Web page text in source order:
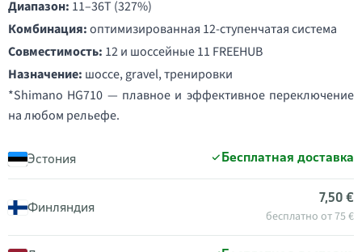
Диапазон: 11–36T (327%)
Комбинация:оптимизированная 12-ступенчатая система
Совместимость: 12 и шоссейные 11 FREEHUB
Назначение: шоссе, gravel, тренировки
*Shimano HG710 — плавное и эффективное переключение
на любом рельефе.
Эстония Бесплатная доставка
Финляндия
7,50 €
бесплатно от 75 €